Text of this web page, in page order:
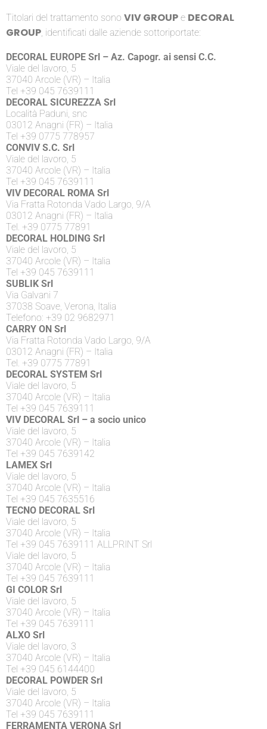
Titolari del trattamento sono VIV GROUP e DECORAL
GROUP, identificati dalle aziende sottoriportate:
DECORAL EUROPE Srl – Az. Capogr. ai sensi C.C.
Viale del lavoro, 5
37040 Arcole (VR) – Italia
Tel +39 045 7639111
DECORAL SICUREZZA Srl
Località Paduni, snc
03012 Anagni (FR) – Italia
Tel +39 0775 778957
CONVIV S.C. Srl
Viale del lavoro, 5
37040 Arcole (VR) – Italia
Tel +39 045 7639111
VIV DECORAL ROMA Srl
Via Fratta Rotonda Vado Largo, 9/A
03012 Anagni (FR) – Italia
Tel. +39 0775 77891
DECORAL HOLDING Srl
Viale del lavoro, 5
37040 Arcole (VR) – Italia
Tel +39 045 7639111
SUBLIK Srl
Via Galvani 7
37038 Soave, Verona, Italia
Telefono: +39 02 9682971
CARRY ON Srl
Via Fratta Rotonda Vado Largo, 9/A
03012 Anagni (FR) – Italia
Tel. +39 0775 77891
DECORAL SYSTEM Srl
Viale del lavoro, 5
37040 Arcole (VR) – Italia
Tel +39 045 7639111
VIV DECORAL Srl – a socio unico
Viale del lavoro, 5
37040 Arcole (VR) – Italia
Tel +39 045 7639142
LAMEX Srl
Viale del lavoro, 5
37040 Arcole (VR) – Italia
Tel +39 045 7635516
TECNO DECORAL Srl
Viale del lavoro, 5
37040 Arcole (VR) – Italia
Tel +39 045 7639111 ALLPRINT Srl
Viale del lavoro, 5
37040 Arcole (VR) – Italia
Tel +39 045 7639111
GI COLOR Srl
Viale del lavoro, 5
37040 Arcole (VR) – Italia
Tel +39 045 7639111
ALXO Srl
Viale del lavoro, 3
37040 Arcole (VR) – Italia
Tel +39 045 6144400
DECORAL POWDER Srl
Viale del lavoro, 5
37040 Arcole (VR) – Italia
Tel +39 045 7639111
FERRAMENTA VERONA Srl